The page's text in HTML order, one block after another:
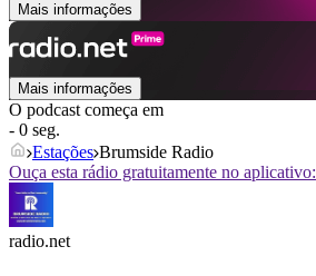
Mais informações
Mais informações
O podcast começa em
- 0 seg.
Estações Brumside Radio
Ouça esta rádio gratuitamente no aplicativo:
radio.net